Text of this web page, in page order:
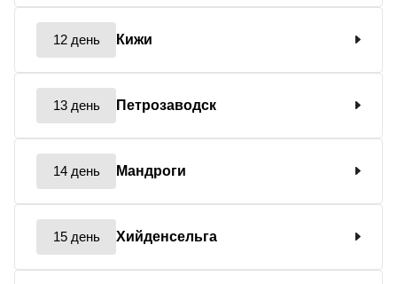
12 день Кижи
13 день Петрозаводск
14 день Мандроги
15 день Хийденсельга